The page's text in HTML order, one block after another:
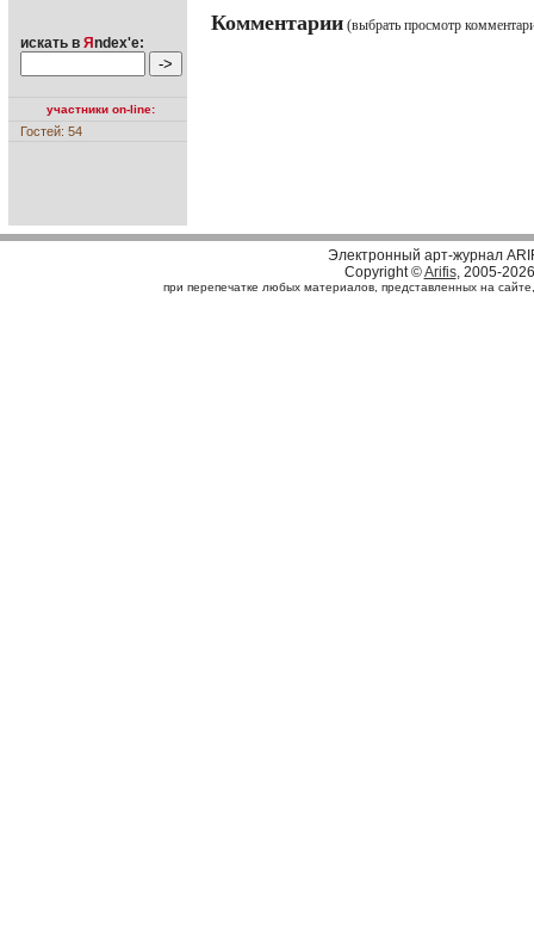
искать в Я ndex'е:
участники on-line:
Гостей: 54
Комментарии (выбрать просмотр
Электронный арт-журнал
Copyright ©Arifis, 2005-2026
при перепечатке любых материалов, представленных на